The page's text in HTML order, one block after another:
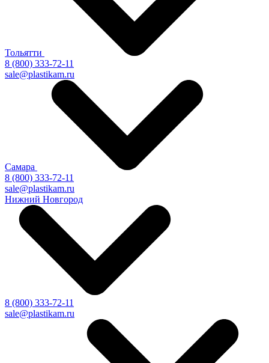
Тольятти
8 (800) 333-72-11
sale@plastikam.ru
Самара
8 (800) 333-72-11
sale@plastikam.ru
Нижний Новгород
8 (800) 333-72-11
sale@plastikam.ru